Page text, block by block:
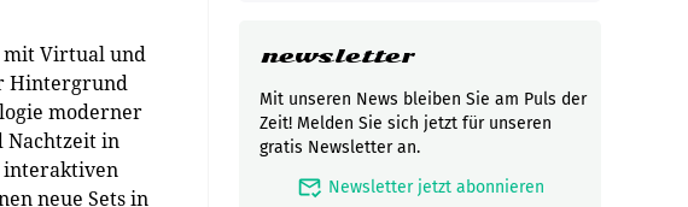
mit Virtual und
Hintergrund
moderner
Nachtzeit in
interaktiven
neue Sets in
newsletter
Mit unseren News bleiben Sie am Puls der
Zeit! Melden Sie sich jetzt für unseren
gratis Newsletter an.
mark_email_read Newsletter jetzt abonnieren